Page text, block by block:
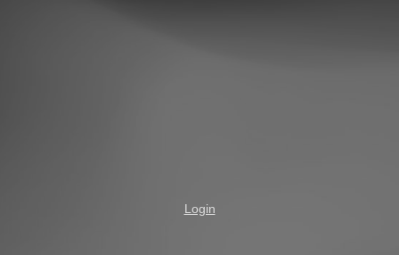
Login